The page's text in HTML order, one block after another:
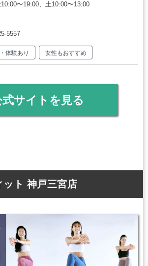
10:00〜19:00、土10:00〜13:00
5557
体験あり 女性もおすすめ
式サイトを見る
ット 神戸三宮店